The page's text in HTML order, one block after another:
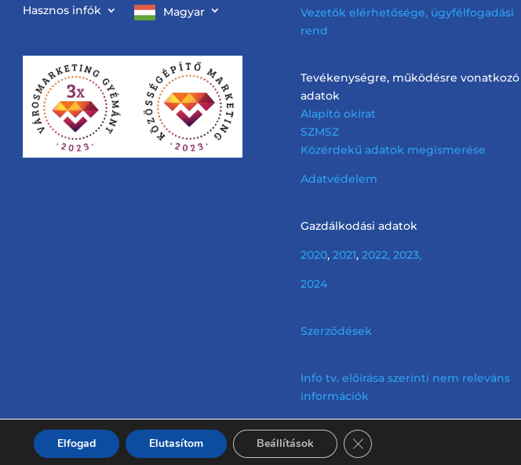
Hasznos infók
Magyar
Vezetők elérhetősége, ügyfélfogadási
rend
Tevékenységre, működésre vonatkozó
adatok
Alapító okirat
SZMSZ
Közérdekű adatok megismerése
Adatvédelem
Gazdálkodási adatok
2020,2021,2022, 2023,
2024
Szerződések
Info tv. előírása szerinti nem releváns
információk
Elfogad Elutasítom Beállítások Close GDPR Cookie Banner